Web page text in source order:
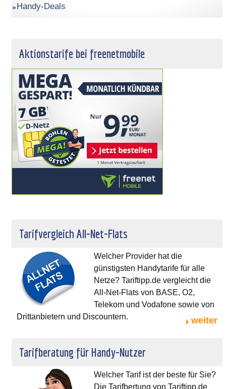
Handy-Deals
Aktionstarife bei freenetmobile
Tarifvergleich All-Net-Flats
Welcher Provider hat die
günstigsten Handytarife für alle
Netze? Tariftipp.de vergleicht die
All-Net-Flats von BASE, O2,
Telekom und Vodafone sowie von
Drittanbietern und Discountern.
weiter
Tarifberatung für Handy-Nutzer
Welcher Tarif ist der beste für Sie?
Die Tarifbertung von Tariftipp.de